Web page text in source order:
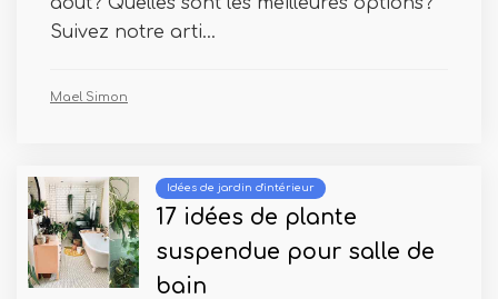
Suivez notre arti...
Mael Simon
Idées de jardin d'intérieur
17 idées de plante
suspendue pour salle de
bain